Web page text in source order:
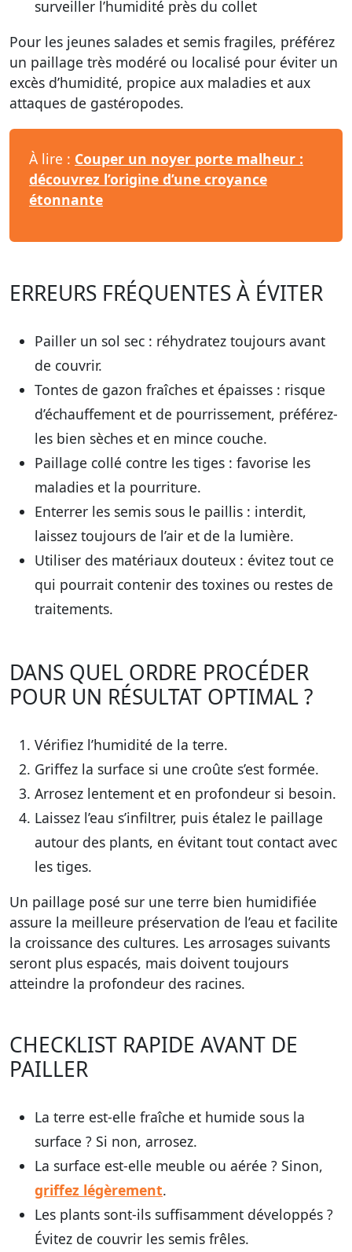
surveiller l’humidité près du collet
Pour les jeunes salades et semis fragiles, préférez
un paillage très modéré ou localisé pour éviter un
excès d’humidité, propice aux maladies et aux
attaques de gastéropodes.
À lire : Couper un noyer porte malheur :
découvrez l’origine d’une croyance
étonnante
ERREURS FRÉQUENTES À ÉVITER
Pailler un sol sec : réhydratez toujours avant
de couvrir.
Tontes de gazon fraîches et épaisses : risque
d’échauffement et de pourrissement, préférez-
les bien sèches et en mince couche.
Paillage collé contre les tiges : favorise les
maladies et la pourriture.
Enterrer les semis sous le paillis : interdit,
laissez toujours de l’air et de la lumière.
Utiliser des matériaux douteux : évitez tout ce
qui pourrait contenir des toxines ou restes de
traitements.
DANS QUEL ORDRE PROCÉDER
POUR UN RÉSULTAT OPTIMAL ?
Vérifiez l’humidité de la terre.
Griffez la surface si une croûte s’est formée.
Arrosez lentement et en profondeur si besoin.
Laissez l’eau s’infiltrer, puis étalez le paillage
autour des plants, en évitant tout contact avec
les tiges.
Un paillage posé sur une terre bien humidifiée
assure la meilleure préservation de l’eau et facilite
la croissance des cultures. Les arrosages suivants
seront plus espacés, mais doivent toujours
atteindre la profondeur des racines.
CHECKLIST RAPIDE AVANT DE
PAILLER
La terre est-elle fraîche et humide sous la
surface ? Si non, arrosez.
La surface est-elle meuble ou aérée ? Sinon,
griffez légèrement.
Les plants sont-ils suffisamment développés ?
Évitez de couvrir les semis frêles.